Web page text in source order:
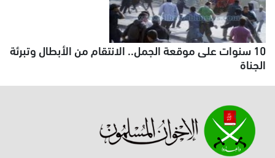
10 سنوات على موقعة الجمل.. الانتقام من الأبطال وتبرئة
الجناة